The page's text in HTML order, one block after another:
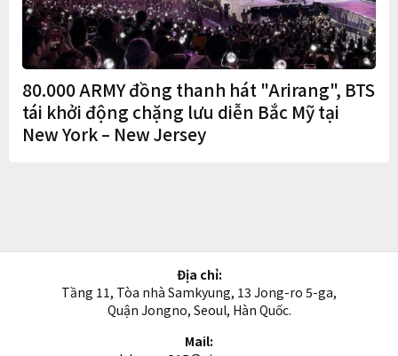
80.000 ARMY đồng thanh hát "Arirang", BTS
tái khởi động chặng lưu diễn Bắc Mỹ tại
New York – New Jersey
Địa chỉ:
Tầng 11, Tòa nhà Samkyung, 13 Jong-ro 5-ga,
Quận Jongno, Seoul, Hàn Quốc.
Mail: